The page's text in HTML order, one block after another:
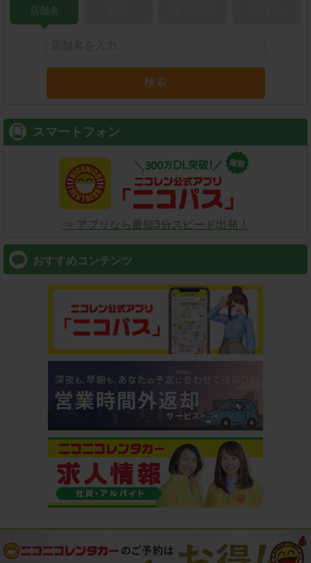
店舗名
検索
スマートフォン
⇒ アプリなら最短3分スピード出発！
おすすめコンテンツ